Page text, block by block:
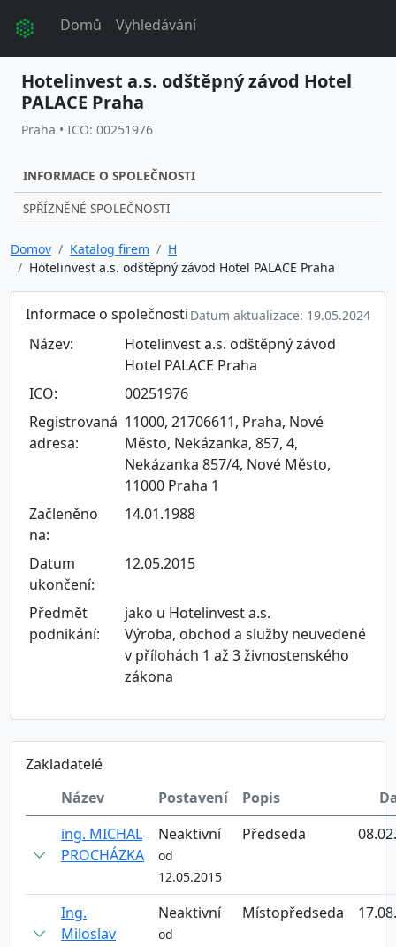
Domů Vyhledávání
Hotelinvest a.s. odštěpný závod Hotel
PALACE Praha
Praha • ICO: 00251976
INFORMACE O SPOLEČNOSTI
SPŘÍZNĚNÉ SPOLEČNOSTI
Domov Katalog firem
H
Hotelinvest a.s. odštěpný závod Hotel PALACE Praha
Informace o společnosti Datum aktualizace: 19.05.2024
Název:
Hotelinvest a.s. odštěpný závod
Hotel PALACE Praha
ICO:
00251976
Registrovaná
adresa:
11000, 21706611, Praha, Nové
Město, Nekázanka, 857, 4,
Nekázanka 857/4, Nové Město,
11000 Praha 1
Začleněno
na:
14.01.1988
Datum
ukončení:
12.05.2015
Předmět
podnikání:
jako u Hotelinvest a.s.
Výroba, obchod a služby neuvedené
v přílohách 1 až 3 živnostenského
zákona
Zakladatelé
Název
Postavení Popis
ing. MICHAL
PROCHÁZKA
Neaktivní
od
12.05.2015
Předseda
Ing.
Miloslav
Neaktivní
od
Místopředseda